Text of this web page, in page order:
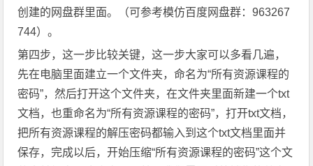
创建的网盘群里面。（可参考模仿百度网盘群：963267
744）。
第四步，这一步比较关键，这一步大家可以多看几遍，
先在电脑里面建立一个文件夹，命名为“所有资源课程的
密码”，然后打开这个文件夹，在文件夹里面新建一个txt
文档，也重命名为“所有资源课程的密码”，打开txt文档，
把所有资源课程的解压密码都输入到这个txt文档里面并
保存，完成以后，开始压缩“所有资源课程的密码”这个文